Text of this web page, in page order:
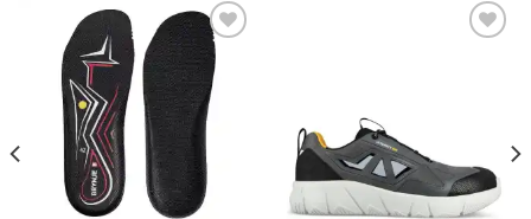
Dodaj
listu
želja